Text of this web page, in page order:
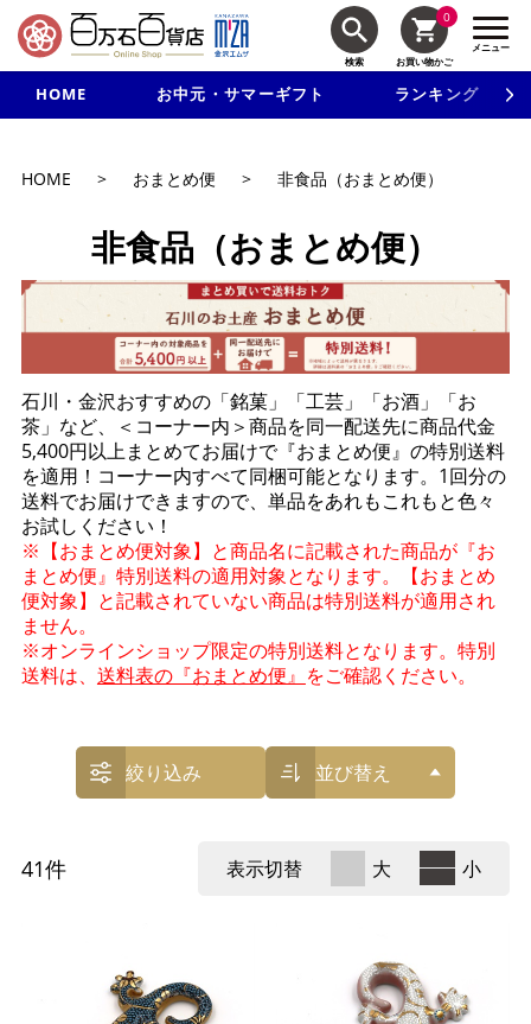
検索
0
お買い物かご
メニュー
HOME お中元・サマーギフト ランキング
新規入会で3千円以上で使える500円クーポンを進呈！
HOME > おまとめ便 > 非食品（おまとめ便）
非食品（おまとめ便）
石川・金沢おすすめの「銘菓」「工芸」「お酒」「お
茶」など、＜コーナー内＞商品を同一配送先に商品代金
5,400円以上まとめてお届けで『おまとめ便』の特別送料
を適用！コーナー内すべて同梱可能となります。1回分の
送料でお届けできますので、単品をあれもこれもと色々
お試しください！
※【おまとめ便対象】と商品名に記載された商品が『お
まとめ便』特別送料の適用対象となります。【おまとめ
便対象】と記載されていない商品は特別送料が適用され
ません。
※オンラインショップ限定の特別送料となります。特別
送料は、 送料表の『おまとめ便』 をご確認ください。
絞り込み 並び替え
41件 表示切替 大 小